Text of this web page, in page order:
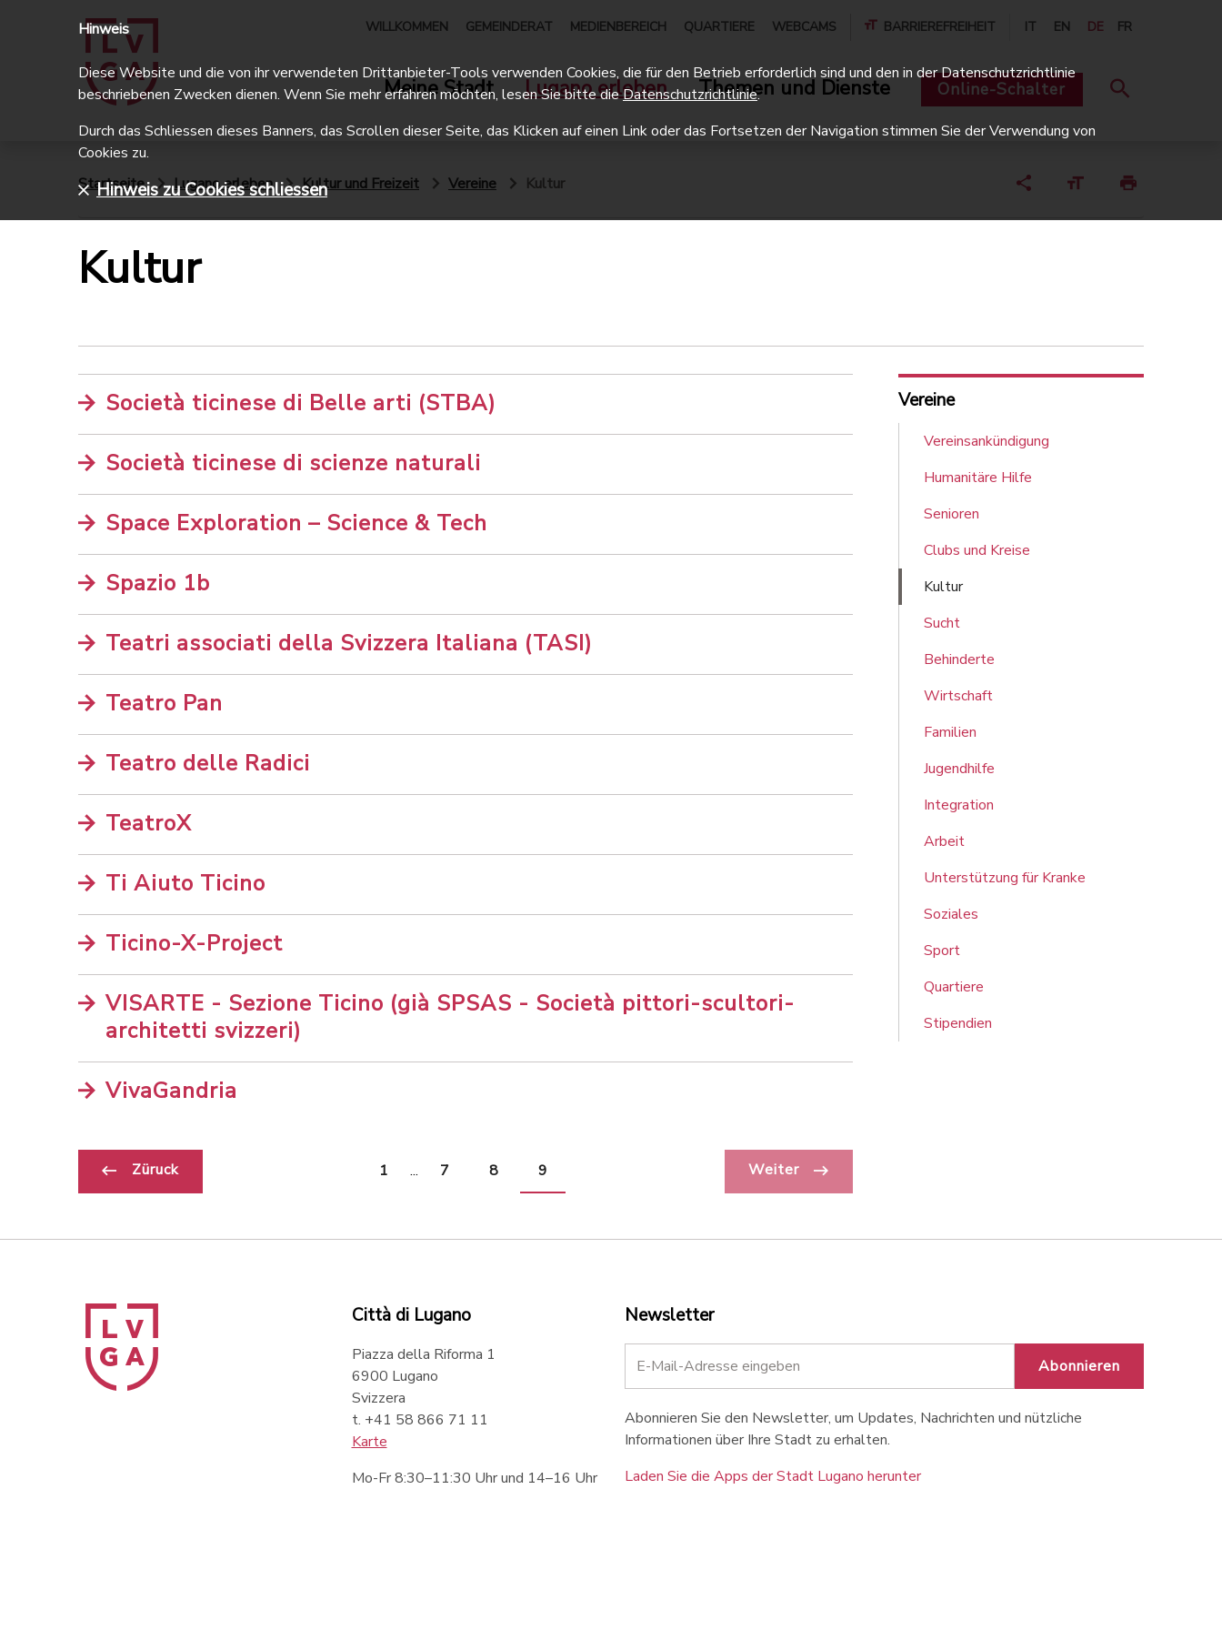
WILLKOMMEN GEMEINDERAT MEDIENBEREICH QUARTIERE WEBCAMS BARRIEREFREIHEIT IT EN DE FR
Meine Stadt Lugano erleben Themen und Dienste Online-Schalter
Startseite Lugano erleben Kultur und Freizeit Vereine Kultur
Kultur
Società ticinese di Belle arti (STBA)
Società ticinese di scienze naturali
Space Exploration – Science & Tech
Spazio 1b
Teatri associati della Svizzera Italiana (TASI)
Teatro Pan
Teatro delle Radici
TeatroX
Ti Aiuto Ticino
Ticino-X-Project
VISARTE - Sezione Ticino (già SPSAS - Società pittori-scultori-
architetti svizzeri)
VivaGandria
Züruck 1 ... 7 8 9 Weiter
Vereine
Vereinsankündigung
Humanitäre Hilfe
Senioren
Clubs und Kreise
Kultur
Sucht
Behinderte
Wirtschaft
Familien
Jugendhilfe
Integration
Arbeit
Unterstützung für Kranke
Soziales
Sport
Quartiere
Stipendien
Città di Lugano
Piazza della Riforma 1
6900 Lugano
Svizzera
t. +41 58 866 71 11
Karte
Mo-Fr 8:30–11:30 Uhr und 14–16 Uhr
Newsletter
Abonnieren
Abonnieren Sie den Newsletter, um Updates, Nachrichten und nützliche
Informationen über Ihre Stadt zu erhalten.
Laden Sie die Apps der Stadt Lugano herunter
Hinweis
Diese Website und die von ihr verwendeten Drittanbieter-Tools verwenden Cookies, die für den Betrieb erforderlich sind und den in der Datenschutzrichtlinie
beschriebenen Zwecken dienen. Wenn Sie mehr erfahren möchten, lesen Sie bitte dieDatenschutzrichtlinie.
Durch das Schliessen dieses Banners, das Scrollen dieser Seite, das Klicken auf einen Link oder das Fortsetzen der Navigation stimmen Sie der Verwendung von
Cookies zu.
Hinweis zu Cookies schliessen